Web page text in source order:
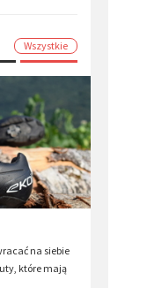
Wszystkie
na siebie
które mają